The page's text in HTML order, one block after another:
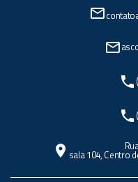
mail_outline
mail_outline
phone
phone
location_on sala 104, Centro